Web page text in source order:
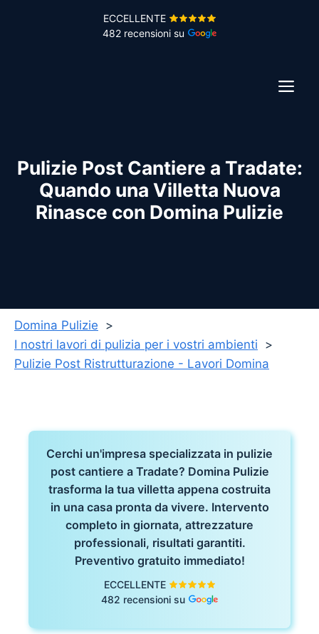
ECCELLENTE
482 recensioni su
Pulizie Post Cantiere a Tradate:
Quando una Villetta Nuova
Rinasce con Domina Pulizie
Domina Pulizie
I nostri lavori di pulizia per i vostri ambienti
Pulizie Post Ristrutturazione - Lavori Domina
Cerchi un'impresa specializzata in pulizie
post cantiere a Tradate? Domina Pulizie
trasforma la tua villetta appena costruita
in una casa pronta da vivere. Intervento
completo in giornata, attrezzature
professionali, risultati garantiti.
Preventivo gratuito immediato!
ECCELLENTE
482 recensioni su